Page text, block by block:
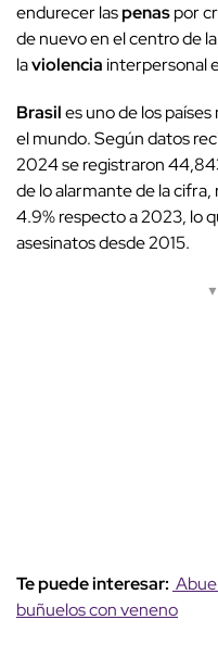
endurecer laspenaspor
de nuevo en el centro de
laviolenciainterpersonal
Brasiles uno de los
el mundo. Según datos
2024 se registraron
de lo alarmante de la
4.9% respecto a 2023, lo
asesinatos desde 2015.
Te puede interesar:
buñuelos con veneno